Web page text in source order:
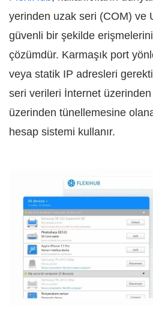
yerinden uzak seri (COM) ve
güvenli bir şekilde
çözümdür. Karmaşık port
veya statik IP adresleri
seri verileri İnternet
üzerinden tünellemesine
hesap sistemi kullanır.